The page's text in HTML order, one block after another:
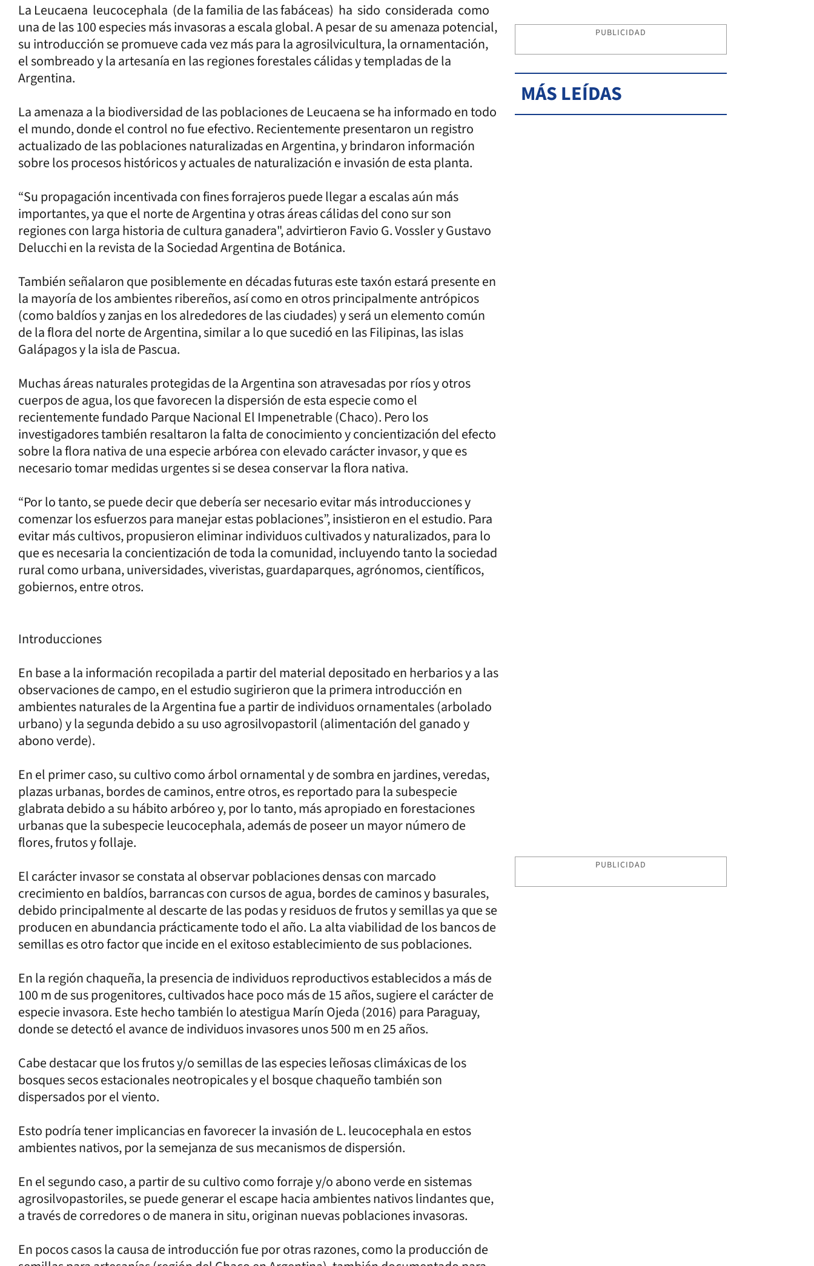
La Leucaena leucocephala (de la familia de las fabáceas) ha sido considerada como
una de las 100 especies más invasoras a escala global. A pesar de su amenaza potencial,
su introducción se promueve cada vez más para la agrosilvicultura, la ornamentación,
el sombreado y la artesanía en las regiones forestales cálidas y templadas de la
Argentina.
La amenaza a la biodiversidad de las poblaciones de Leucaena se ha informado en todo
el mundo, donde el control no fue efectivo. Recientemente presentaron un registro
actualizado de las poblaciones naturalizadas en Argentina, y brindaron información
sobre los procesos históricos y actuales de naturalización e invasión de esta planta.
“Su propagación incentivada con fines forrajeros puede llegar a escalas aún más
importantes, ya que el norte de Argentina y otras áreas cálidas del cono sur son
regiones con larga historia de cultura ganadera", advirtieron Favio G. Vossler y Gustavo
Delucchi en la revista de la Sociedad Argentina de Botánica.
También señalaron que posiblemente en décadas futuras este taxón estará presente en
la mayoría de los ambientes ribereños, así como en otros principalmente antrópicos
(como baldíos y zanjas en los alrededores de las ciudades) y será un elemento común
de la flora del norte de Argentina, similar a lo que sucedió en las Filipinas, las islas
Galápagos y la isla de Pascua.
Muchas áreas naturales protegidas de la Argentina son atravesadas por ríos y otros
cuerpos de agua, los que favorecen la dispersión de esta especie como el
recientemente fundado Parque Nacional El Impenetrable (Chaco). Pero los
investigadores también resaltaron la falta de conocimiento y concientización del efecto
sobre la flora nativa de una especie arbórea con elevado carácter invasor, y que es
necesario tomar medidas urgentes si se desea conservar la flora nativa.
“Por lo tanto, se puede decir que debería ser necesario evitar más introducciones y
comenzar los esfuerzos para manejar estas poblaciones”, insistieron en el estudio. Para
evitar más cultivos, propusieron eliminar individuos cultivados y naturalizados, para lo
que es necesaria la concientización de toda la comunidad, incluyendo tanto la sociedad
rural como urbana, universidades, viveristas, guardaparques, agrónomos, científicos,
gobiernos, entre otros.
Introducciones
En base a la información recopilada a partir del material depositado en herbarios y a las
observaciones de campo, en el estudio sugirieron que la primera introducción en
ambientes naturales de la Argentina fue a partir de individuos ornamentales (arbolado
urbano) y la segunda debido a su uso agrosilvopastoril (alimentación del ganado y
abono verde).
En el primer caso, su cultivo como árbol ornamental y de sombra en jardines, veredas,
plazas urbanas, bordes de caminos, entre otros, es reportado para la subespecie
glabrata debido a su hábito arbóreo y, por lo tanto, más apropiado en forestaciones
urbanas que la subespecie leucocephala, además de poseer un mayor número de
flores, frutos y follaje.
El carácter invasor se constata al observar poblaciones densas con marcado
crecimiento en baldíos, barrancas con cursos de agua, bordes de caminos y basurales,
debido principalmente al descarte de las podas y residuos de frutos y semillas ya que se
producen en abundancia prácticamente todo el año. La alta viabilidad de los bancos de
semillas es otro factor que incide en el exitoso establecimiento de sus poblaciones.
En la región chaqueña, la presencia de individuos reproductivos establecidos a más de
100 m de sus progenitores, cultivados hace poco más de 15 años, sugiere el carácter de
especie invasora. Este hecho también lo atestigua Marín Ojeda (2016) para Paraguay,
donde se detectó el avance de individuos invasores unos 500 m en 25 años.
Cabe destacar que los frutos y/o semillas de las especies leñosas climáxicas de los
bosques secos estacionales neotropicales y el bosque chaqueño también son
dispersados por el viento.
Esto podría tener implicancias en favorecer la invasión de L. leucocephala en estos
ambientes nativos, por la semejanza de sus mecanismos de dispersión.
En el segundo caso, a partir de su cultivo como forraje y/o abono verde en sistemas
agrosilvopastoriles, se puede generar el escape hacia ambientes nativos lindantes que,
a través de corredores o de manera in situ, originan nuevas poblaciones invasoras.
En pocos casos la causa de introducción fue por otras razones, como la producción de
PUBLICIDAD
MÁS LEÍDAS
PUBLICIDAD